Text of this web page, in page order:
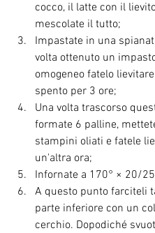
cocco, il latte con il
mescolate il tutto;
Impastate in una
volta ottenuto un
omogeneo fatelo
spento per 3 ore;
Una volta trascorso
formate 6 palline,
stampini oliati e fatele
un'altra ora;
Infornate a 170° × 20/
A questo punto farciteli
parte inferiore con un
cerchio. Dopodiché